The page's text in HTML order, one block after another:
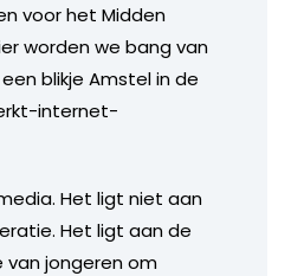
voor het Midden
worden we bang van
blikje Amstel in de
internet-
Het ligt niet aan
Het ligt aan de
jongeren om